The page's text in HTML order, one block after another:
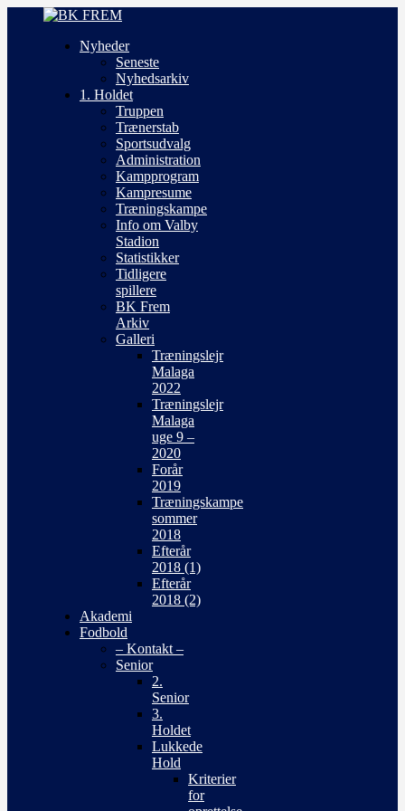
Nyheder
Seneste
Nyhedsarkiv
1. Holdet
Truppen
Trænerstab
Sportsudvalg
Administration
Kampprogram
Kampresume
Træningskampe
Info om Valby
Stadion
Statistikker
Tidligere
spillere
BK Frem
Arkiv
Galleri
Træningslejr
Malaga
2022
Træningslejr
Malaga
uge 9 –
2020
Forår
2019
Træningskampe
sommer
2018
Efterår
2018 (1)
Efterår
2018 (2)
Akademi
Fodbold
– Kontakt –
Senior
2.
Senior
3.
Holdet
Lukkede
Hold
Kriterier
for